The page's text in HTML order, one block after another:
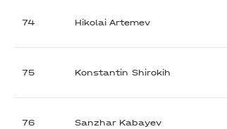
74 Hikolai Artemev
75 Konstantin Shirokih
76 Sanzhar Kabayev